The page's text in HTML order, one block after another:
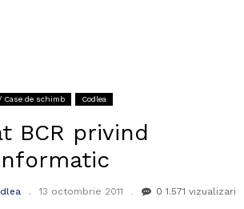
Case de schimb Codlea
BCR privind
13 octombrie 2011 0 1.571 vizualizari